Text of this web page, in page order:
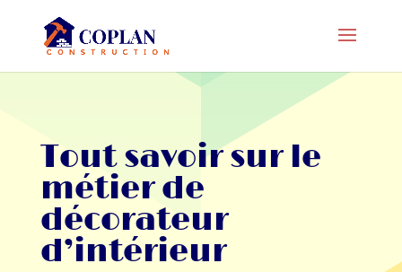
Tout savoir sur le
métier de
décorateur
d’intérieur